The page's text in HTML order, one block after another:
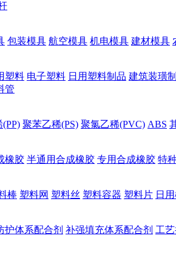
包装模具 航空模具 机电模具 建材模具
塑料 电子塑料 日用塑料制品 建筑装璜
管
聚苯乙稀(PS) 聚氯乙稀(PVC) ABS
橡胶 半通用合成橡胶 专用合成橡胶 特
棒 塑料网 塑料丝 塑料容器 塑料片 日
护体系配合剂 补强填充体系配合剂 工